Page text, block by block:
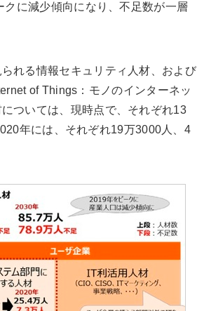
に減少傾向になり、不足数が一層
れる情報セキュリティ人材、および
of Things：モノのインターネッ
ついては、現時点で、それぞれ13
年には、それぞれ19万3000人、4